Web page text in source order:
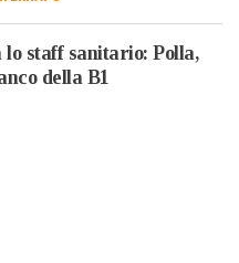
staff sanitario: Polla,
della B1